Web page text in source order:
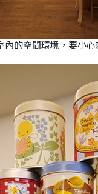
的空間環境，要小心